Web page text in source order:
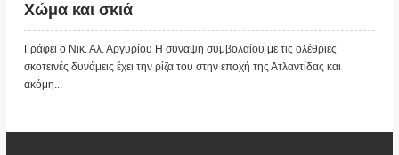
Χώμα και σκιά
Γράφει ο Νικ. Αλ. Αργυρίου Η σύναψη συμβολαίου με τις ολέθριες
σκοτεινές δυνάμεις έχει την ρίζα του στην εποχή της Ατλαντίδας και
ακόμη...